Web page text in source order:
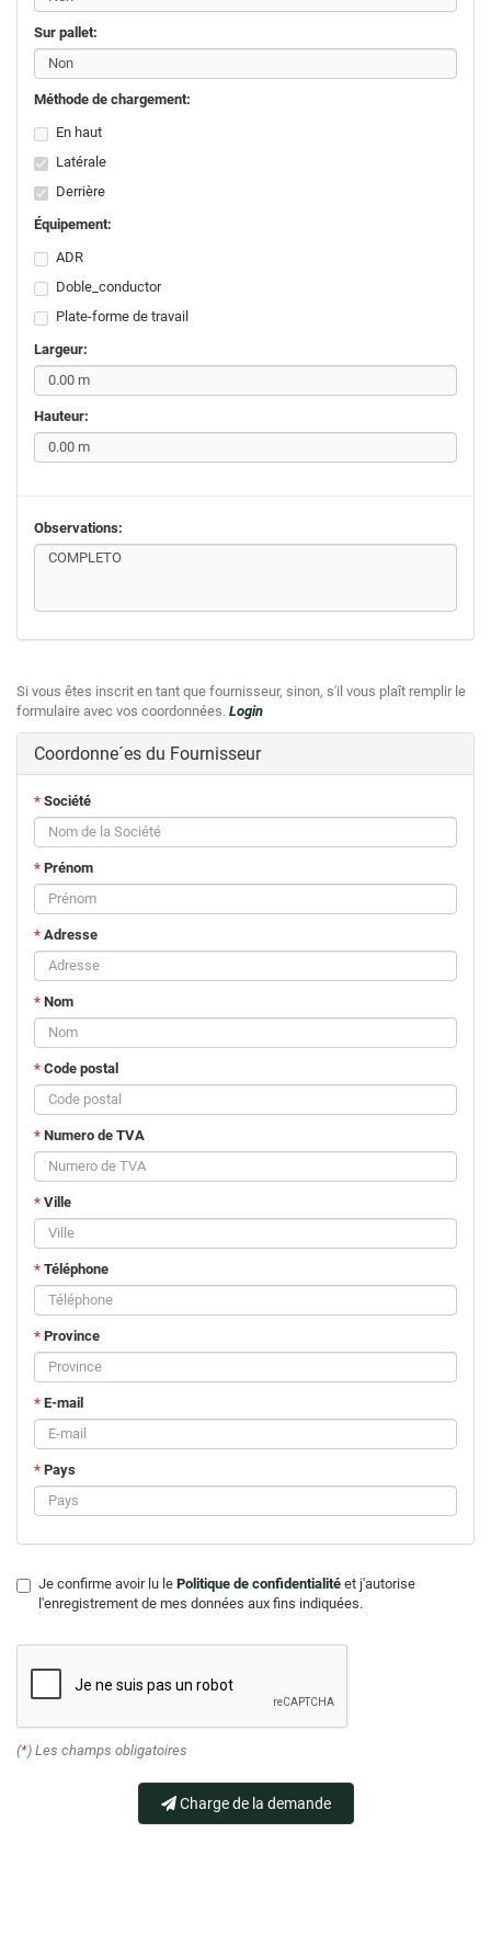
Sur pallet:
Méthode de chargement:
En haut
Latérale
Derrière
Équipement:
ADR
Doble_conductor
Plate-forme de travail
Largeur:
Hauteur:
Observations:
Si vous êtes inscrit en tant que fournisseur, sinon, s'il vous plaît remplir le
formulaire avec vos coordonnées. Login
Coordonne´es du Fournisseur
* Société
* Prénom
* Adresse
* Nom
* Code postal
* Numero de TVA
* Ville
* Téléphone
* Province
* E-mail
* Pays
Je confirme avoir lu le Politique de confidentialité et j'autorise
l'enregistrement de mes données aux fins indiquées.
(*) Les champs obligatoires
Charge de la demande